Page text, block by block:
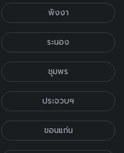
พังงา
ระนอง
ชุมพร
ประจวบฯ
ขอนแก่น